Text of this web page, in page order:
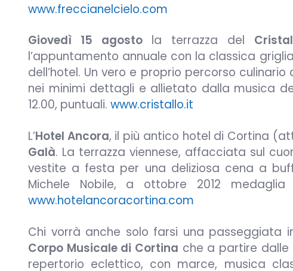
www.freccianelcielo.com
Giovedì 15 agosto la terrazza del
l’appuntamento annuale con la classica
dell’hotel. Un vero e proprio percorso
nei minimi dettagli e allietato dalla musica
12.00, puntuali. www.cristallo.it
L’Hotel Ancora, il più antico hotel di Cortina
Galà. La terrazza viennese, affacciata sul
vestite a festa per una deliziosa cena a
Michele Nobile, a ottobre 2012
www.hotelancoracortina.com
Chi vorrà anche solo farsi una
Corpo Musicale di Cortina che a partire dalle
repertorio eclettico, con marce, musica